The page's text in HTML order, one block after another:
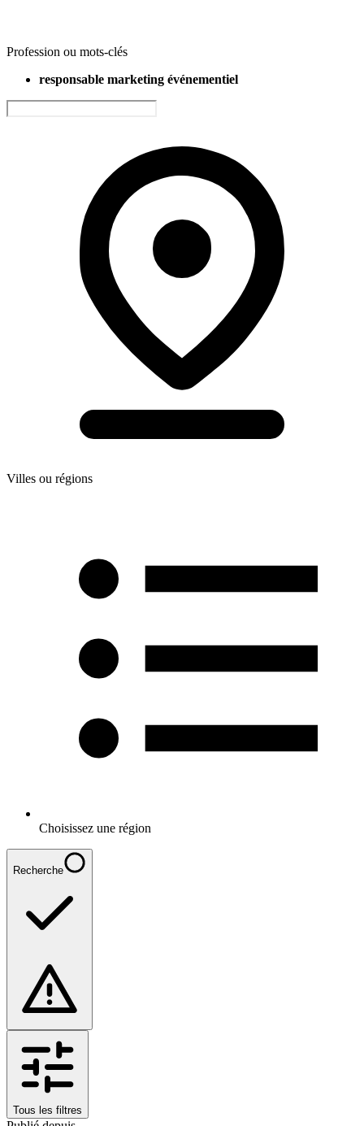
Profession ou mots-clés
responsable marketing événementiel
Villes ou régions
Choisissez une région
Recherche
Tous les filtres